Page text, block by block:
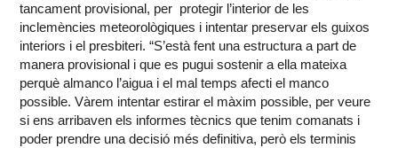
tancament provisional, per protegir l’interior de les
inclemències meteorològiques i intentar preservar els guixos
interiors i el presbiteri. “S’està fent una estructura a part de
manera provisional i que es pugui sostenir a ella mateixa
perquè almanco l’aigua i el mal temps afecti el manco
possible. Vàrem intentar estirar el màxim possible, per veure
si ens arribaven els informes tècnics que tenim comanats i
poder prendre una decisió més definitiva, però els terminis